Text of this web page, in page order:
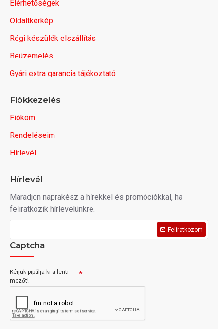
Elérhetőségek
Oldaltkérkép
Régi készülék elszállítás
Beüzemelés
Gyári extra garancia tájékoztató
Fiókkezelés
Fiókom
Rendeléseim
Hírlevél
Hírlevél
Maradjon naprakész a hírekkel és promóciókkal, ha
feliratkozik hírlevelünkre.
Felíratkozom
Captcha
Kérjük pipálja ki a lenti
mezőt!